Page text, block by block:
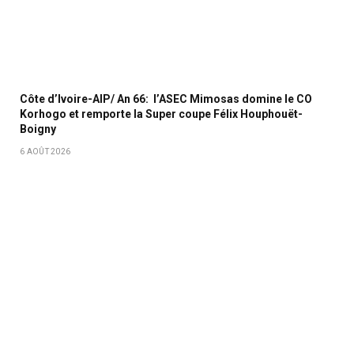
Côte d’Ivoire-AIP/ An 66: l’ASEC Mimosas domine le CO
Korhogo et remporte la Super coupe Félix Houphouët-
Boigny
6 AOÛT 2026